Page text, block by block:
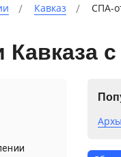
Кавказ СПА-